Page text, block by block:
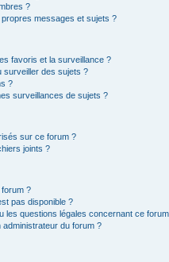
?
messages et sujets ?
favoris et la surveillance ?
surveiller des sujets ?
?
surveillances de sujets ?
sur ce forum ?
joints ?
forum ?
pas disponible ?
les questions légales concernant ce
du forum ?